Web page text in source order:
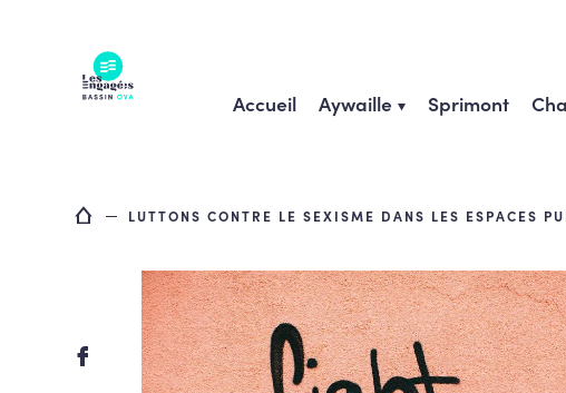
Accueil Aywaille Sprimont
LUTTONS CONTRE LE SEXISME DANS LES ESPACES